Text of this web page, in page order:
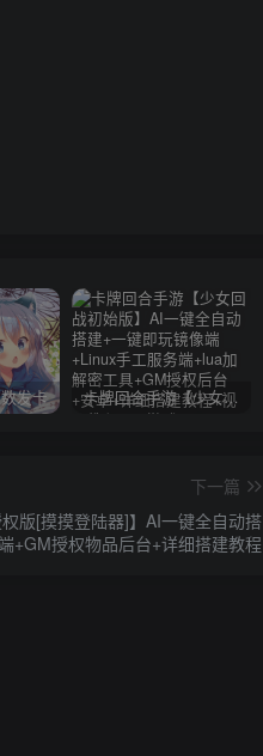
发卡 卡牌回合手游【少女回战初始版】AI一键全自动搭建+一键即玩镜像端+Linux手工服务端+lua加解密工具+GM授权后台+安卓+详细搭建教程+视频教程
下一篇
版[摸摸登陆器]】AI一键全自动搭
+GM授权物品后台+详细搭建教程